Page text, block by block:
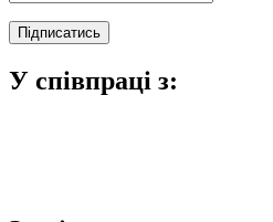
У співпраці з: